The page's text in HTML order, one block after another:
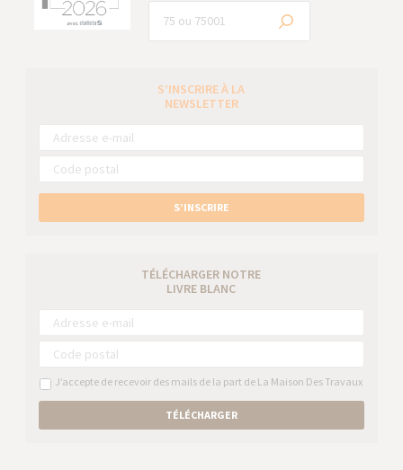
S’INSCRIRE À LA
NEWSLETTER
S’INSCRIRE
TÉLÉCHARGER NOTRE
LIVRE BLANC
J’accepte de recevoir des mails de la part de La Maison Des Travaux
TÉLÉCHARGER